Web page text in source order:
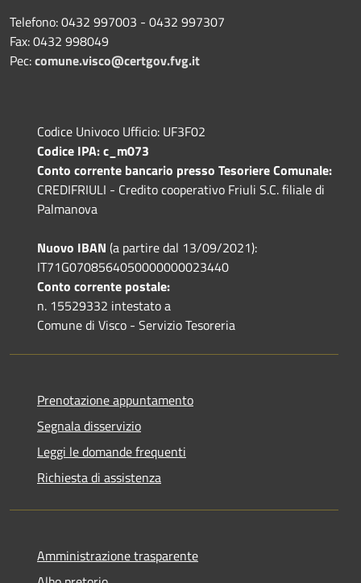
Telefono: 0432 997003 - 0432 997307
Fax: 0432 998049
Pec:comune.visco@certgov.fvg.it
Codice Univoco Ufficio: UF3F02
Codice IPA: c_m073
Conto corrente bancario presso Tesoriere Comunale:
CREDIFRIULI - Credito cooperativo Friuli S.C. filiale di
Palmanova
Nuovo IBAN (a partire dal 13/09/2021):
IT71G0708564050000000023440
Conto corrente postale:
n. 15529332 intestato a
Comune di Visco - Servizio Tesoreria
Prenotazione appuntamento
Segnala disservizio
Leggi le domande frequenti
Richiesta di assistenza
Amministrazione trasparente